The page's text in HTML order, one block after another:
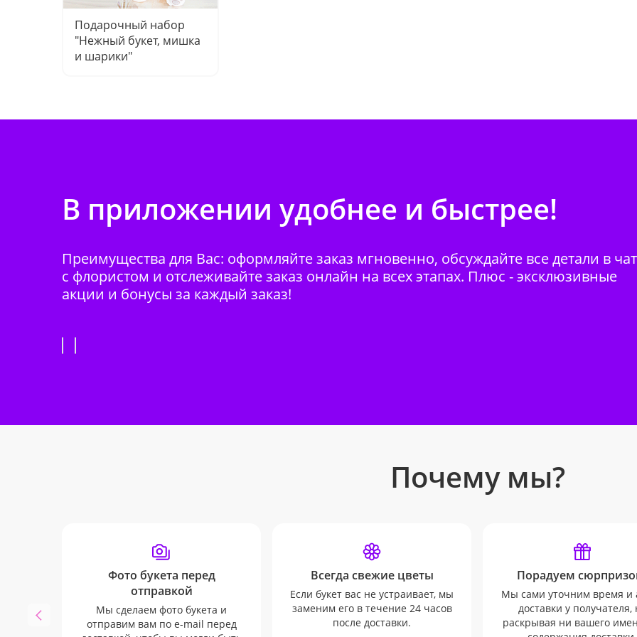
Подарочный набор
"Нежный букет, мишка
и шарики"
В приложении удобнее и быстрее!
Преимущества для Вас: оформляйте заказ мгновенно, обсуждайте все детали в
с флористом и отслеживайте заказ онлайн на всех этапах. Плюс - эксклюзивные
акции и бонусы за каждый заказ!
Почему мы?
Фото букета перед
отправкой
Мы сделаем фото букета и
отправим вам по e-mail перед
Всегда свежие цветы
Если букет вас не устраивает, мы
заменим его в течение 24 часов
после доставки.
Порадуем
Мы сами уточним время и
доставки у получателя,
раскрывая ни вашего